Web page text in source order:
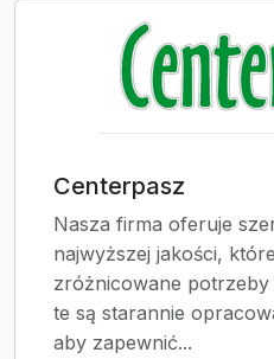
Centerpasz
Nasza firma oferuje
najwyższej jakości,
zróżnicowane
te są starannie
aby zapewnić...